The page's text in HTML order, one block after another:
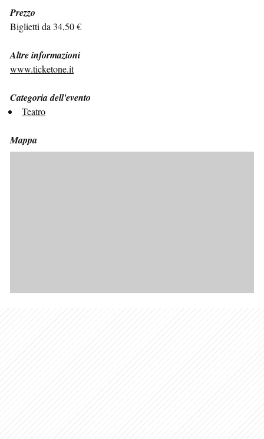
Prezzo
Biglietti da 34,50 €
Altre informazioni
www.ticketone.it
Categoria dell'evento
Teatro
Mappa